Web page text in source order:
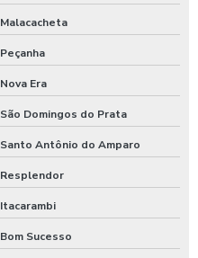
Malacacheta
Peçanha
Nova Era
São Domingos do Prata
Santo Antônio do Amparo
Resplendor
Itacarambi
Bom Sucesso